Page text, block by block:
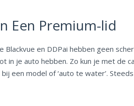
Een Premium-lid
en DDPai hebben geen
in je auto hebben. Zo kun je met de
een model of ‘auto te water’.